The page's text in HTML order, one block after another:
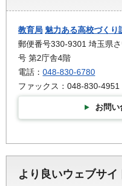
教育局 魅力ある高校づくり
郵便番号330-9301 埼玉県
号 第2庁舎4階
電話： 048-830-6780
ファックス：048-830-4951
お問い
より良いウェブサイ